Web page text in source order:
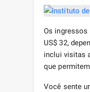
Os
US$ 32,
inclui visitas
que
Você sente